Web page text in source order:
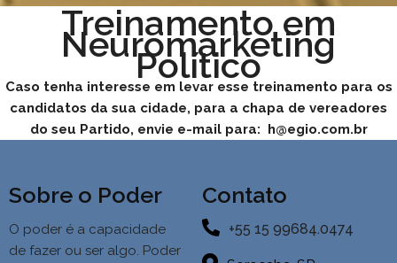
Treinamento em
Neuromarketing
Político
Caso tenha interesse em levar esse treinamento para os
candidatos da sua cidade, para a chapa de vereadores
do seu Partido, envie e-mail para: h@egio.com.br
Sobre o Poder
O poder é a capacidade
de fazer ou ser algo. Poder
Contato
+55 15 99684.0474